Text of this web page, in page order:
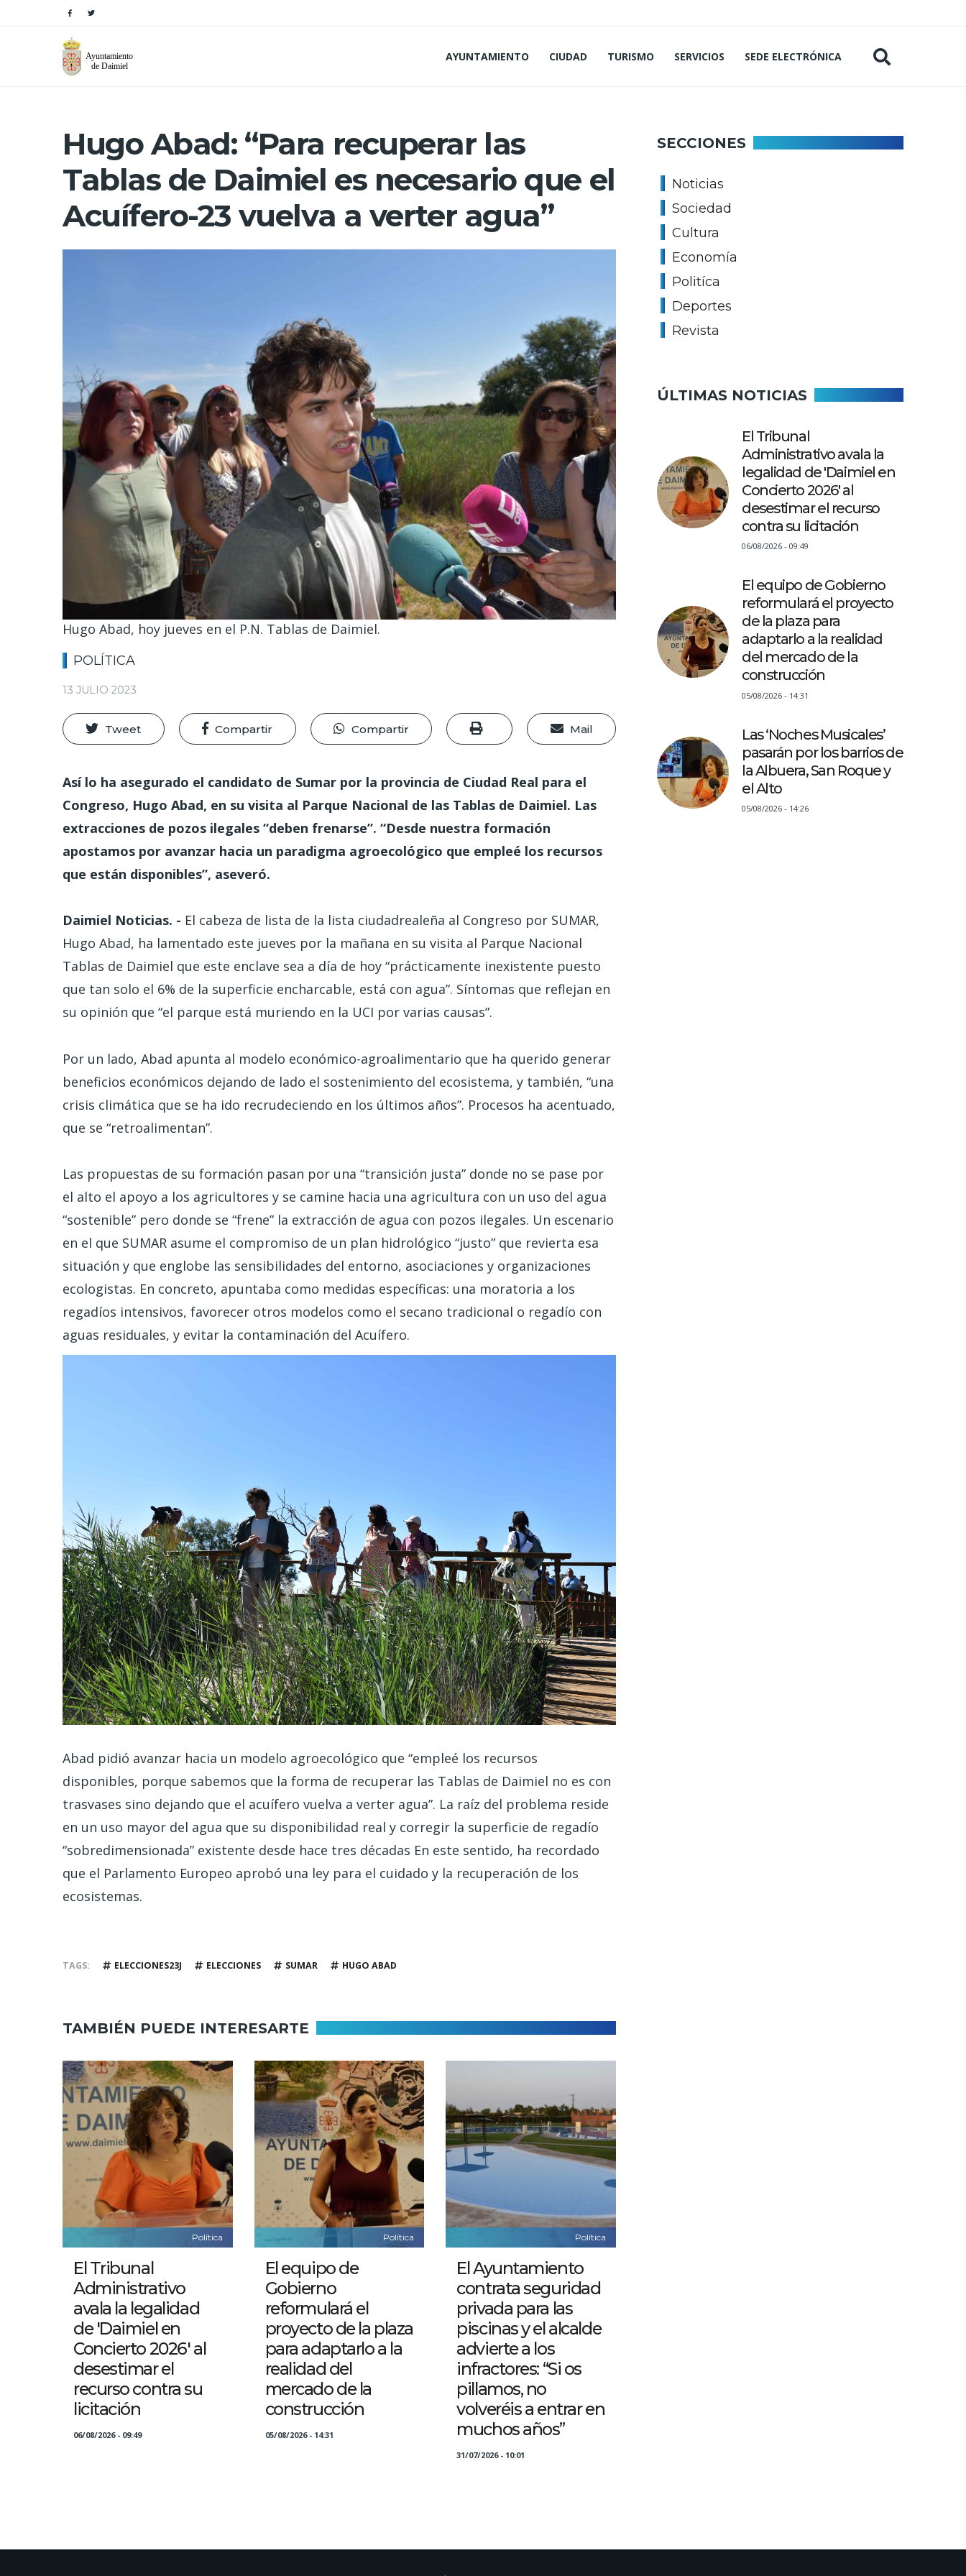
AYUNTAMIENTO CIUDAD TURISMO SERVICIOS SEDE ELECTRÓNICA
Hugo Abad: “Para recuperar las
Tablas de Daimiel es necesario que el
Acuífero-23 vuelva a verter agua”
Hugo Abad, hoy jueves en el P.N. Tablas de Daimiel.
POLÍTICA
13 JULIO 2023
Tweet Compartir Compartir Mail
Así lo ha asegurado el candidato de Sumar por la provincia de Ciudad Real para el
Congreso, Hugo Abad, en su visita al Parque Nacional de las Tablas de Daimiel. Las
extracciones de pozos ilegales “deben frenarse”. “Desde nuestra formación
apostamos por avanzar hacia un paradigma agroecológico que empleé los recursos
que están disponibles”, aseveró.
Daimiel Noticias. - El cabeza de lista de la lista ciudadrealeña al Congreso por SUMAR,
Hugo Abad, ha lamentado este jueves por la mañana en su visita al Parque Nacional
Tablas de Daimiel que este enclave sea a día de hoy “prácticamente inexistente puesto
que tan solo el 6% de la superficie encharcable, está con agua”. Síntomas que reflejan en
su opinión que “el parque está muriendo en la UCI por varias causas”.
Por un lado, Abad apunta al modelo económico-agroalimentario que ha querido generar
beneficios económicos dejando de lado el sostenimiento del ecosistema, y también, “una
crisis climática que se ha ido recrudeciendo en los últimos años”. Procesos ha acentuado,
que se “retroalimentan”.
Las propuestas de su formación pasan por una “transición justa” donde no se pase por
el alto el apoyo a los agricultores y se camine hacia una agricultura con un uso del agua
“sostenible” pero donde se “frene” la extracción de agua con pozos ilegales. Un escenario
en el que SUMAR asume el compromiso de un plan hidrológico “justo” que revierta esa
situación y que englobe las sensibilidades del entorno, asociaciones y organizaciones
ecologistas. En concreto, apuntaba como medidas específicas: una moratoria a los
regadíos intensivos, favorecer otros modelos como el secano tradicional o regadío con
aguas residuales, y evitar la contaminación del Acuífero.
Abad pidió avanzar hacia un modelo agroecológico que “empleé los recursos
disponibles, porque sabemos que la forma de recuperar las Tablas de Daimiel no es con
trasvases sino dejando que el acuífero vuelva a verter agua”. La raíz del problema reside
en un uso mayor del agua que su disponibilidad real y corregir la superficie de regadío
“sobredimensionada” existente desde hace tres décadas En este sentido, ha recordado
que el Parlamento Europeo aprobó una ley para el cuidado y la recuperación de los
ecosistemas.
TAGS ELECCIONES23J ELECCIONES SUMAR HUGO ABAD
TAMBIÉN PUEDE INTERESARTE
Política
El Tribunal
Administrativo
avala la legalidad
de 'Daimiel en
Concierto 2026' al
desestimar el
recurso contra su
licitación
06/08/2026 - 09:49
Política
El equipo de
Gobierno
reformulará el
proyecto de la plaza
para adaptarlo a la
realidad del
mercado de la
construcción
05/08/2026 - 14:31
Política
El Ayuntamiento
contrata seguridad
privada para las
piscinas y el alcalde
advierte a los
infractores: “Si os
pillamos, no
volveréis a entrar en
muchos años”
31/07/2026 - 10:01
SECCIONES
Noticias
Sociedad
Cultura
Economía
Politíca
Deportes
Revista
ÚLTIMAS NOTICIAS
El Tribunal
Administrativo avala la
legalidad de 'Daimiel en
Concierto 2026' al
desestimar el recurso
contra su licitación
06/08/2026 - 09:49
El equipo de Gobierno
reformulará el proyecto
de la plaza para
adaptarlo a la realidad
del mercado de la
construcción
05/08/2026 - 14:31
Las ‘Noches Musicales’
pasarán por los barrios de
la Albuera, San Roque y
el Alto
05/08/2026 - 14:26